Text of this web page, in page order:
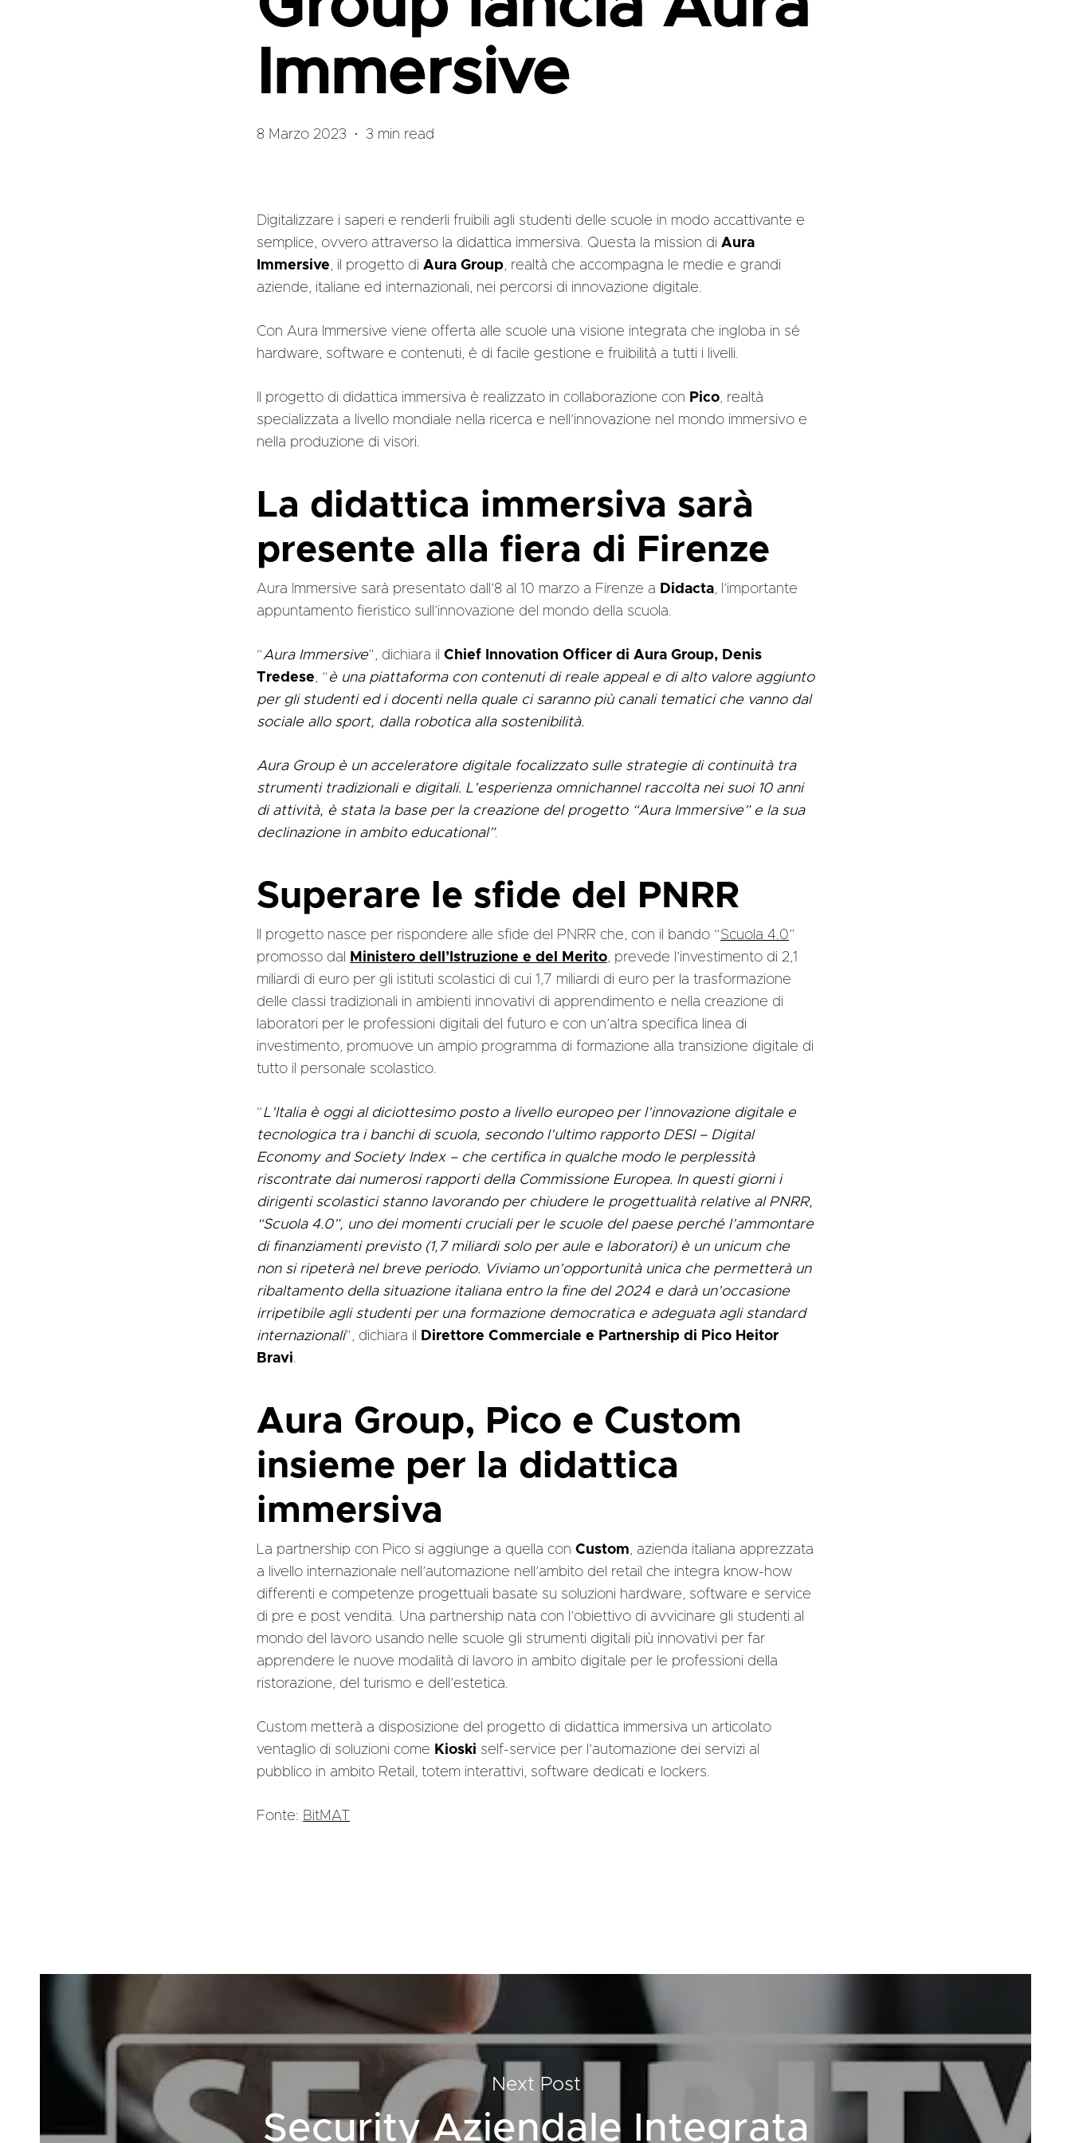
Immersive
8 Marzo 2023 3 min read
Digitalizzare i saperi e renderli fruibili agli studenti delle scuole in modo accattivante e
semplice, ovvero attraverso la didattica immersiva. Questa la mission di Aura
Immersive, il progetto di Aura Group, realtà che accompagna le medie e grandi
aziende, italiane ed internazionali, nei percorsi di innovazione digitale.
Con Aura Immersive viene offerta alle scuole una visione integrata che ingloba in sé
hardware, software e contenuti, è di facile gestione e fruibilità a tutti i livelli.
Il progetto di didattica immersiva è realizzato in collaborazione con Pico, realtà
specializzata a livello mondiale nella ricerca e nell’innovazione nel mondo immersivo e
nella produzione di visori.
La didattica immersiva sarà
presente alla fiera di Firenze
Aura Immersive sarà presentato dall’8 al 10 marzo a Firenze a Didacta, l’importante
appuntamento fieristico sull’innovazione del mondo della scuola.
“Aura Immersive”, dichiara il Chief Innovation Officer di Aura Group, Denis
Tredese, “ è una piattaforma con contenuti di reale appeal e di alto valore aggiunto
per gli studenti ed i docenti nella quale ci saranno più canali tematici che vanno dal
sociale allo sport, dalla robotica alla sostenibilità.
Aura Group è un acceleratore digitale focalizzato sulle strategie di continuità tra
strumenti tradizionali e digitali. L’esperienza omnichannel raccolta nei suoi 10 anni
di attività, è stata la base per la creazione del progetto “Aura Immersive” e la sua
declinazione in ambito educational”.
Superare le sfide del PNRR
Il progetto nasce per rispondere alle sfide del PNRR che, con il bando “Scuola 4.0”
promosso dal
Ministero dell’Istruzione e del Merito, prevede l’investimento di 2,1
miliardi di euro per gli istituti scolastici di cui 1,7 miliardi di euro per la trasformazione
delle classi tradizionali in ambienti innovativi di apprendimento e nella creazione di
laboratori per le professioni digitali del futuro e con un’altra specifica linea di
investimento, promuove un ampio programma di formazione alla transizione digitale di
tutto il personale scolastico.
“L’Italia è oggi al diciottesimo posto a livello europeo per l’innovazione digitale e
tecnologica tra i banchi di scuola, secondo l’ultimo rapporto DESI – Digital
Economy and Society Index – che certifica in qualche modo le perplessità
riscontrate dai numerosi rapporti della Commissione Europea. In questi giorni i
dirigenti scolastici stanno lavorando per chiudere le progettualità relative al PNRR,
“Scuola 4.0”, uno dei momenti cruciali per le scuole del paese perché l’ammontare
di finanziamenti previsto (1,7 miliardi solo per aule e laboratori) è un unicum che
non si ripeterà nel breve periodo. Viviamo un’opportunità unica che permetterà un
ribaltamento della situazione italiana entro la fine del 2024 e darà un’occasione
irripetibile agli studenti per una formazione democratica e adeguata agli standard
internazionali”, dichiara il
Direttore Commerciale e Partnership di Pico Heitor
Bravi.
Aura Group, Pico e Custom
insieme per la didattica
immersiva
La partnership con Pico si aggiunge a quella con Custom, azienda italiana apprezzata
a livello internazionale nell’automazione nell’ambito del retail che integra know-how
differenti e competenze progettuali basate su soluzioni hardware, software e service
di pre e post vendita. Una partnership nata con l’obiettivo di avvicinare gli studenti al
mondo del lavoro usando nelle scuole gli strumenti digitali più innovativi per far
apprendere le nuove modalità di lavoro in ambito digitale per le professioni della
ristorazione, del turismo e dell’estetica.
Custom metterà a disposizione del progetto di didattica immersiva un articolato
ventaglio di soluzioni come Kioski self-service per l’automazione dei servizi al
pubblico in ambito Retail, totem interattivi, software dedicati e lockers.
Fonte: BitMAT
Next Post
Security Aziendale Integrata